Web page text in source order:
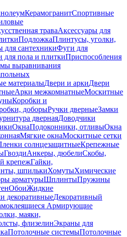
КерамогранитСпортивные
траваАксессуары для
ПодложкаПлинтусы, уголки,
для сантехникиФуги для
пола и плиткиПриспособления
выравнивания
материалыДвери и аркиДвери
Арки межкомнатныеМоскитные
Коробки и
доборыРучки дверныеЗамки
двернаяДоводчики
ОкнаПодоконники, отливыОкна
Мягкие окнаМоскитные сетки
солнцезащитныеКрепежные
ГвоздиАнкеры, дюбелиСкобы,
крепежГайки,
шпилькиХомутыХимические
арматурыШплинтыПружины
ОбоиЖидкие
декоративныеДекоративный
Армирующие
маяки,
флизелинЭкраны для
Потолочные системыПотолочные